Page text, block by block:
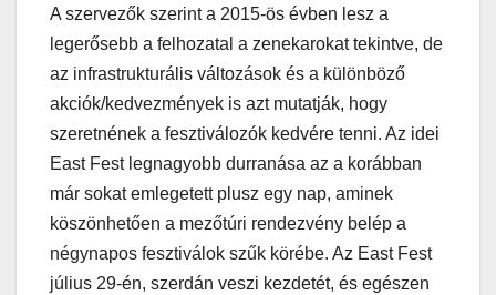
A szervezők szerint a 2015-ös évben lesz a
legerősebb a felhozatal a zenekarokat tekintve, de
az infrastrukturális változások és a különböző
akciók/kedvezmények is azt mutatják, hogy
szeretnének a fesztiválozók kedvére tenni. Az idei
East Fest legnagyobb durranása az a korábban
már sokat emlegetett plusz egy nap, aminek
köszönhetően a mezőtúri rendezvény belép a
négynapos fesztiválok szűk körébe. Az East Fest
július 29-én, szerdán veszi kezdetét, és egészen